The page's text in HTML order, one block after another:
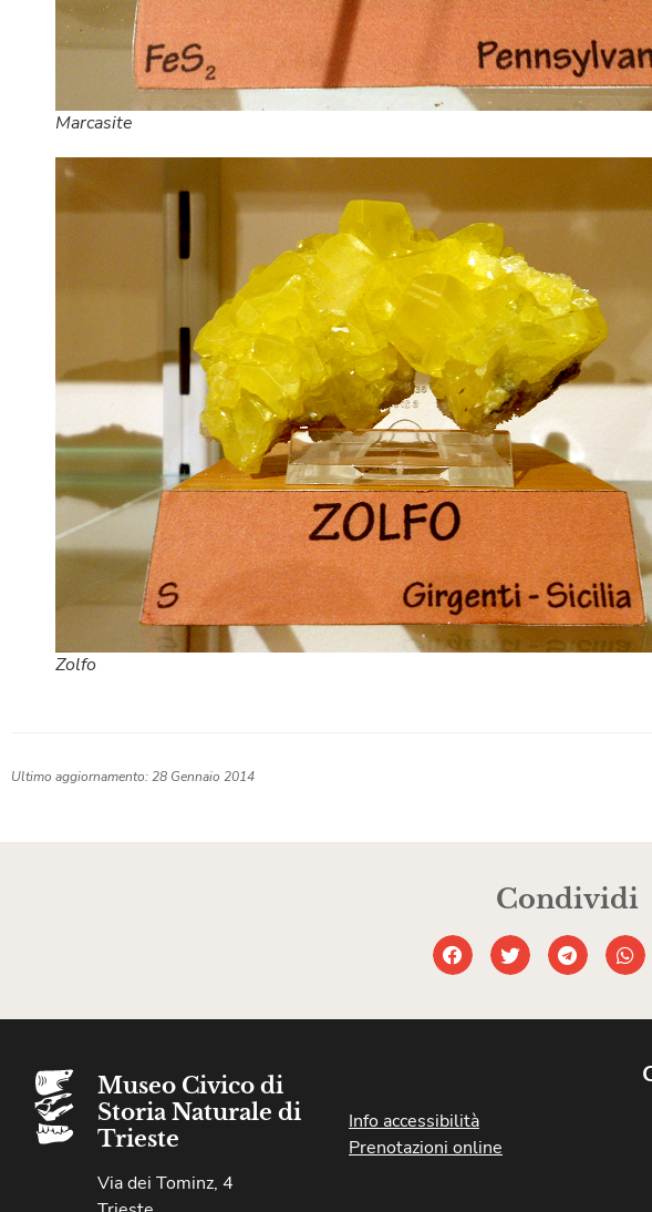
Marcasite
Zolfo
Ultimo aggiornamento: 28 Gennaio 2014
Condividi
Museo Civico di
Storia Naturale di
Trieste
Via dei Tominz, 4
Info accessibilità
Prenotazioni online